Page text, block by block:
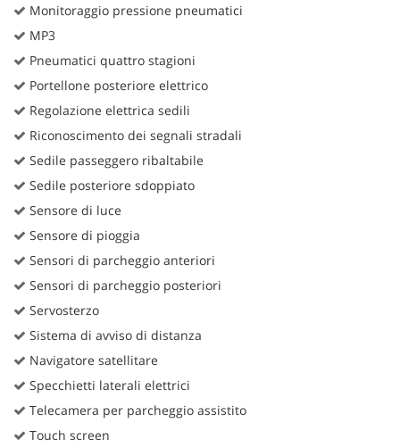
Monitoraggio pressione pneumatici
MP3
Pneumatici quattro stagioni
Portellone posteriore elettrico
Regolazione elettrica sedili
Riconoscimento dei segnali stradali
Sedile passeggero ribaltabile
Sedile posteriore sdoppiato
Sensore di luce
Sensore di pioggia
Sensori di parcheggio anteriori
Sensori di parcheggio posteriori
Servosterzo
Sistema di avviso di distanza
Navigatore satellitare
Specchietti laterali elettrici
Telecamera per parcheggio assistito
Touch screen